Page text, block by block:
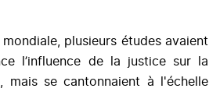
plusieurs études avaient
l’influence de la justice sur la
mais se cantonnaient à l'échelle